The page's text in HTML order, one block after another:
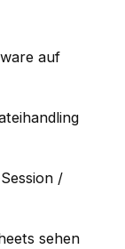
auf
/
sehen